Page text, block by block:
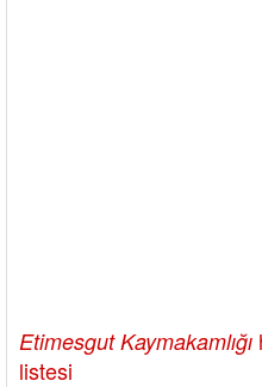
Etimesgut Kaymakamlığı
listesi